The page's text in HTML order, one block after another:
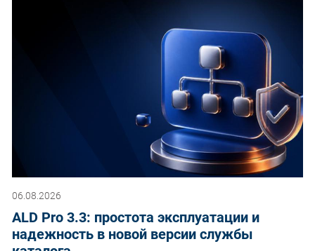
06.08.2026
ALD Pro 3.3: простота эксплуатации и
надежность в новой версии службы